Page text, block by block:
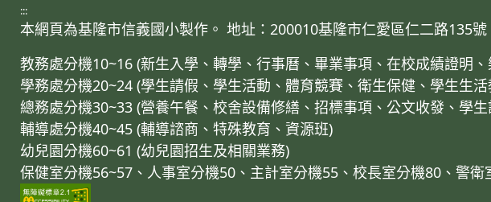
:::
本網頁為基隆市信義國小製作。 地址：200010基隆市仁愛區仁二路135
教務處分機10~16 (新生入學、轉學、行事曆、畢業事項、在校成績證明
學務處分機20~24 (學生請假、學生活動、體育競賽、衛生保健、學生生
總務處分機30~33 (營養午餐、校舍設備修繕、招標事項、公文收發、學
輔導處分機40~45 (輔導諮商、特殊教育、資源班)
幼兒園分機60~61 (幼兒園招生及相關業務)
保健室分機56~57、人事室分機50、主計室分機55、校長室分機80、警衛